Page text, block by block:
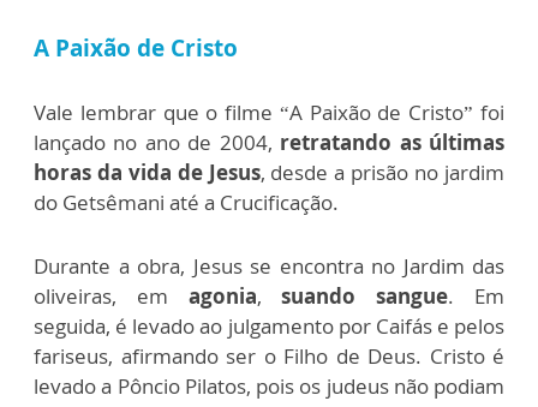
A Paixão de Cristo
Vale lembrar que o filme “A Paixão de Cristo” foi
lançado no ano de 2004, retratando as últimas
horas da vida de Jesus, desde a prisão no jardim
do Getsêmani até a Crucificação.
Durante a obra, Jesus se encontra no Jardim das
oliveiras, em agonia,suando sangue. Em
seguida, é levado ao julgamento por Caifás e pelos
fariseus, afirmando ser o Filho de Deus. Cristo é
levado a Pôncio Pilatos, pois os judeus não podiam